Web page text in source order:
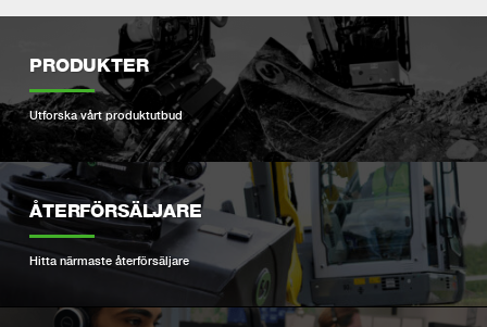
PRODUKTER
Utforska vårt produktutbud
ÅTERFÖRSÄLJARE
Hitta närmaste återförsäljare